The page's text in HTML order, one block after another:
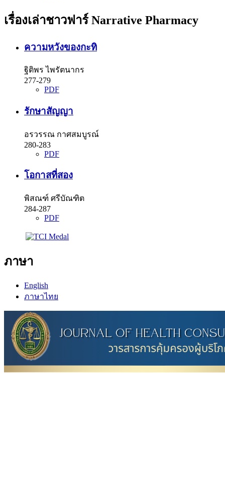
เรื่องเล่าชาวฟาร์ Narrative Pharmacy
ความหวังของกะทิ
ฐิติพร ไพรัตนากร
277-279
PDF
รักษาสัญญา
อรวรรณ กาศสมบูรณ์
280-283
PDF
โอกาสที่สอง
พิสณฑ์ ศรีบัณฑิต
284-287
PDF
ภาษา
English
ภาษาไทย